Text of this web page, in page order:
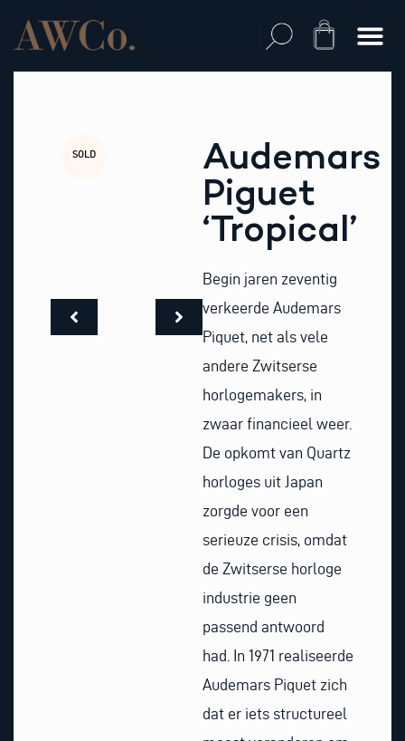
content
Cart
SOLD
Audemars
Piguet
‘Tropical’
Begin jaren zeventig
verkeerde Audemars
Piquet, net als vele
andere Zwitserse
horlogemakers, in
zwaar financieel weer.
De opkomt van Quartz
horloges uit Japan
zorgde voor een
serieuze crisis, omdat
de Zwitserse horloge
industrie geen
passend antwoord
had. In 1971 realiseerde
Audemars Piquet zich
dat er iets structureel